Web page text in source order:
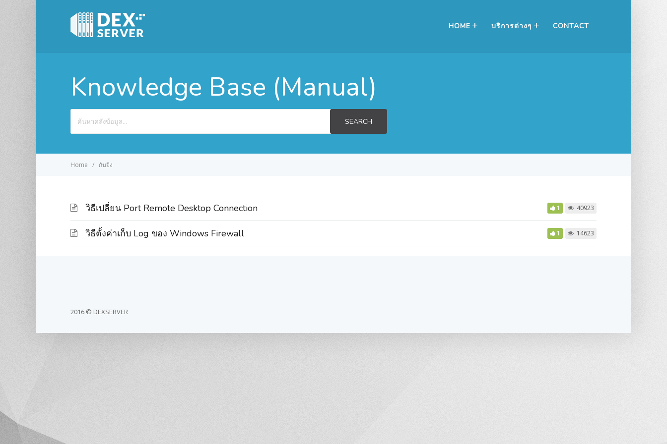
HOME บริการต่างๆ CONTACT
Knowledge Base (Manual)
For
SEARCH
Home กันยิง
วิธีเปลี่ยน Port Remote Desktop Connection 1 40923
วิธีตั้งค่าเก็บ Log ของ Windows Firewall 1 14623
2016 © DEXSERVER